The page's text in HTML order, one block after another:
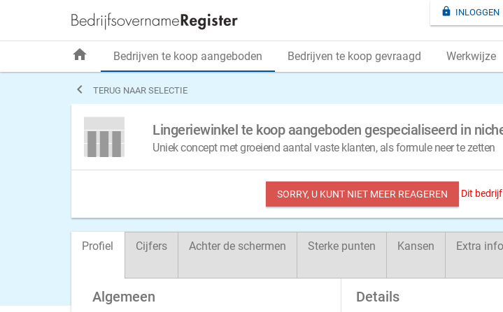
 TERUG NAAR SELECTIE
Lingeriewinkel te koop aangeboden gespecialiseerd in
Uniek concept met groeiend aantal vaste klanten, als formule neer te zetten
SORRY, U KUNT NIET MEER REAGEREN Dit
Profiel Cijfers Achter de schermen Sterke punten Kansen Extra
Algemeen Details
 INLOGGEN
home Bedrijven te koop aangeboden Bedrijven te koop gevraagd Werkwijze